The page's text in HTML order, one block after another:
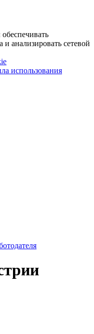
анализировать сетевой
использования